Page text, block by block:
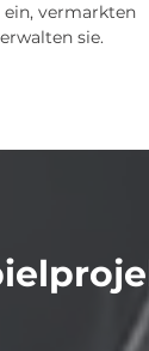
vermarkten
sie.